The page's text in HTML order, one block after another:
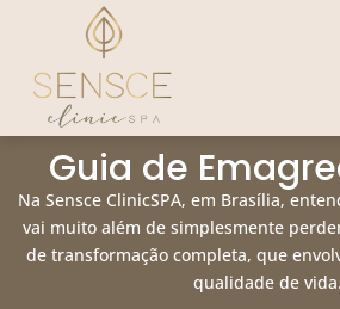
Guia de
Na Sensce ClinicSPA, em Brasília,
vai muito além de simplesmente
de transformação completa, que
qualidade de vida.